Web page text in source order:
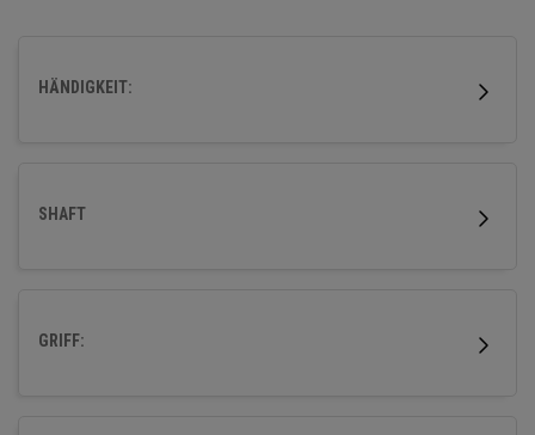
HÄNDIGKEIT:
SHAFT
GRIFF: